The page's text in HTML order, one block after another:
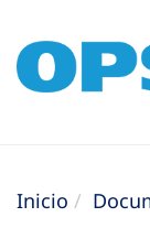
Inicio